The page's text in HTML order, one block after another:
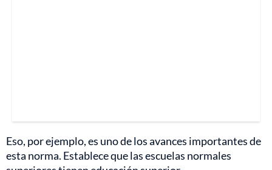
Eso, por ejemplo, es uno de los avances importantes de
esta norma. Establece que las escuelas normales